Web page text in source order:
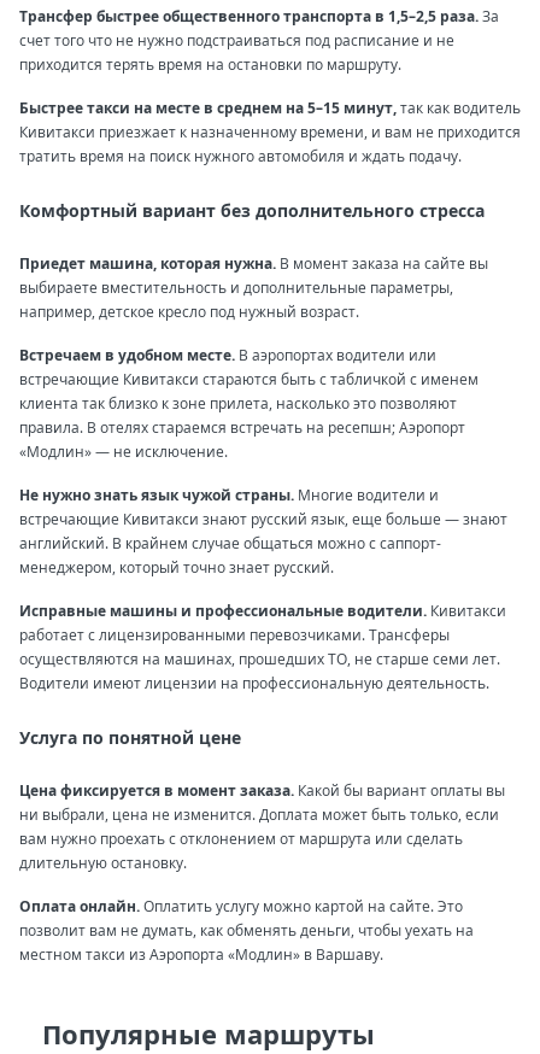
Трансфер быстрее общественного транспорта в 1,5–2,5 раза.За
счет того что не нужно подстраиваться под расписание и не
приходится терять время на остановки по маршруту.
Быстрее такси на месте в среднем на 5–15 минут,так как водитель
Кивитакси приезжает к назначенному времени, и вам не приходится
тратить время на поиск нужного автомобиля и ждать подачу.
Комфортный вариант без дополнительного стресса
Приедет машина, которая нужна. В момент заказа на сайте вы
выбираете вместительность и дополнительные параметры,
например, детское кресло под нужный возраст.
Встречаем в удобном месте. В аэропортах водители или
встречающие Кивитакси стараются быть с табличкой с именем
клиента так близко к зоне прилета, насколько это позволяют
правила. В отелях стараемся встречать на ресепшн; Аэропорт
«Модлин» — не исключение.
Не нужно знать язык чужой страны. Многие водители и
встречающие Кивитакси знают русский язык, еще больше — знают
английский. В крайнем случае общаться можно с саппорт-
менеджером, который точно знает русский.
Исправные машины и профессиональные водители. Кивитакси
работает с лицензированными перевозчиками. Трансферы
осуществляются на машинах, прошедших ТО, не старше семи лет.
Водители имеют лицензии на профессиональную деятельность.
Услуга по понятной цене
Цена фиксируется в момент заказа. Какой бы вариант оплаты вы
ни выбрали, цена не изменится. Доплата может быть только, если
вам нужно проехать с отклонением от маршрута или сделать
длительную остановку.
Оплата онлайн.Оплатить услугу можно картой на сайте. Это
позволит вам не думать, как обменять деньги, чтобы уехать на
местном такси из Аэропорта «Модлин» в Варшаву.
Популярные маршруты